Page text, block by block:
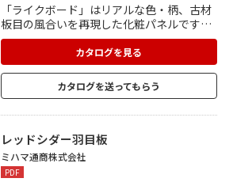
「ライクボード」はリアルな色・柄、古材
板目の風合いを再現した化粧パネルです。
繊細なリブやトラバーチン風の特殊なエン
ボス加工で表面を仕上げました。 不燃材な
ので、商業施設やホテルなど内装制限の適
用を受ける部分への使用が可能。 2.4mの
長さがあり、長尺のエンボス加工された木
付が容易。 接着剤と両面テープで簡単に貼
り込みできるため、工期短縮・トータルコ
ストの削減にも貢献。
カタログを見る
カタログを送ってもらう
レッドシダー羽目板
ミハマ通商株式会社
PDF